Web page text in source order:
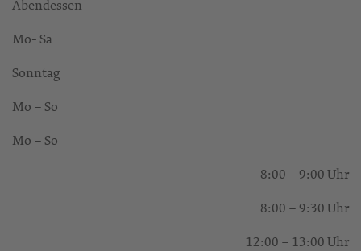
Abendessen
Mo- Sa
Sonntag
Mo – So
Mo – So
8:00 – 9:00 Uhr
8:00 – 9:30 Uhr
12:00 – 13:00 Uhr